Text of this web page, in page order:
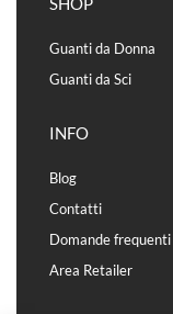
Guanti da Donna
Guanti da Sci
INFO
Blog
Contatti
Domande frequenti
Area Retailer